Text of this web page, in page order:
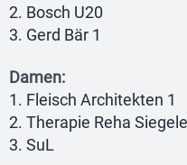
2. Bosch U20
3. Gerd Bär 1
Damen:
1. Fleisch Architekten 1
2. Therapie Reha
3. SuL